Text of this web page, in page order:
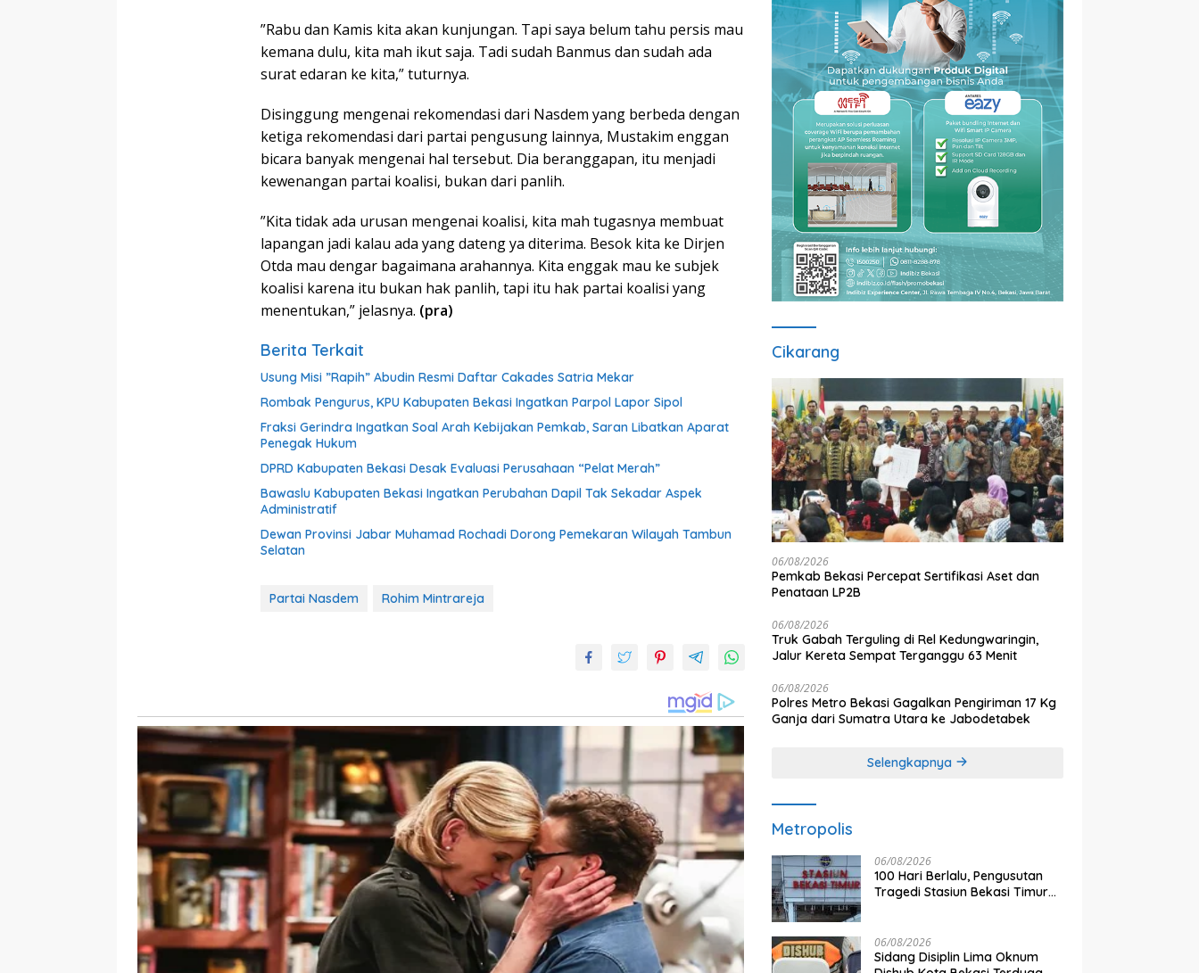
”Rabu dan Kamis kita akan kunjungan. Tapi saya belum tahu persis mau
kemana dulu, kita mah ikut saja. Tadi sudah Banmus dan sudah ada
surat edaran ke kita,” tuturnya.
Disinggung mengenai rekomendasi dari Nasdem yang berbeda dengan
ketiga rekomendasi dari partai pengusung lainnya, Mustakim enggan
bicara banyak mengenai hal tersebut. Dia beranggapan, itu menjadi
kewenangan partai koalisi, bukan dari panlih.
”Kita tidak ada urusan mengenai koalisi, kita mah tugasnya membuat
lapangan jadi kalau ada yang dateng ya diterima. Besok kita ke Dirjen
Otda mau dengar bagaimana arahannya. Kita enggak mau ke subjek
koalisi karena itu bukan hak panlih, tapi itu hak partai koalisi yang
menentukan,” jelasnya. (pra)
Berita Terkait
Usung Misi ”Rapih” Abudin Resmi Daftar Cakades Satria Mekar
Rombak Pengurus, KPU Kabupaten Bekasi Ingatkan Parpol Lapor Sipol
Fraksi Gerindra Ingatkan Soal Arah Kebijakan Pemkab, Saran Libatkan Aparat
Penegak Hukum
DPRD Kabupaten Bekasi Desak Evaluasi Perusahaan “Pelat Merah”
Bawaslu Kabupaten Bekasi Ingatkan Perubahan Dapil Tak Sekadar Aspek
Administratif
Dewan Provinsi Jabar Muhamad Rochadi Dorong Pemekaran Wilayah Tambun
Selatan
Partai Nasdem Rohim Mintrareja
Cikarang
06/08/2026
Pemkab Bekasi Percepat Sertifikasi Aset dan
Penataan LP2B
06/08/2026
Truk Gabah Terguling di Rel Kedungwaringin,
Jalur Kereta Sempat Terganggu 63 Menit
06/08/2026
Polres Metro Bekasi Gagalkan Pengiriman 17 Kg
Ganja dari Sumatra Utara ke Jabodetabek
Selengkapnya
Metropolis
06/08/2026
100 Hari Berlalu, Pengusutan
Tragedi Stasiun Bekasi Timur
06/08/2026
Sidang Disiplin Lima Oknum